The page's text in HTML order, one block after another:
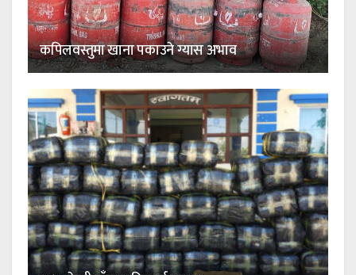
कपिलवस्तुमा खाना पकाउने ग्यास अभाव